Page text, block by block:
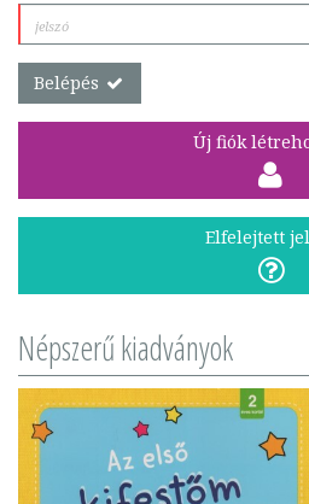
Belépés
Új fiók
Elfelejtett
Népszerű kiadványok